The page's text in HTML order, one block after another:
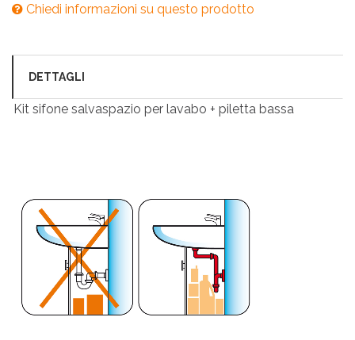
Chiedi informazioni su questo prodotto
DETTAGLI
Kit sifone salvaspazio per lavabo + piletta bassa